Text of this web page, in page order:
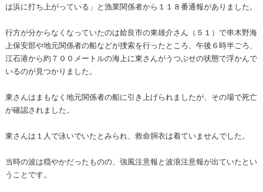
は浜に打ち上がっている」と漁業関係者から１１８番通報がありました。
行方が分からなくなっていたのは姶良市の東雄介さん（５１）で串木野海
上保安部や地元関係者の船などが捜索を行ったところ、午後６時半ごろ、
江石港から約７００メートルの海上に東さんがうつぶせの状態で浮かんで
いるのが見つかりました。
東さんはまもなく地元関係者の船に引き上げられましたが、その場で死亡
が確認されました。
東さんは１人で泳いでいたとみられ、救命胴衣は着ていませんでした。
当時の波は穏やかだったものの、強風注意報と波浪注意報が出ていたとい
うことです。